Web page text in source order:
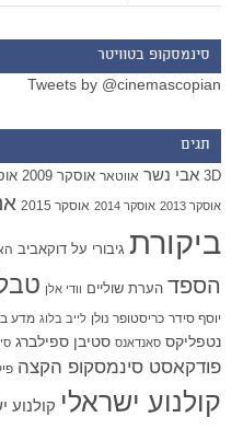
סינמסקופ בטוויטר
Tweets by @cinemascopian
תגים
3D אבי נשר אווטאר אוסקר 2009
אוסקר 2013 אוסקר 2014 אוסקר 2015
ביקורת גיבורי על דוקאביב
הספד הערת שוליים וודי אלן
יוסף סידר כריסטופר נולן לייב בלוג מדע
נטפליקס סאנדאנס סטיבן ספילברג
פודקאסט סינמסקופ הקצה
קולנוע ישראלי קולנוע